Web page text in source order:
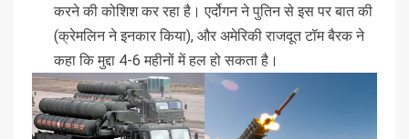
करने की कोशिश कर रहा है। एर्दोगन ने पुतिन से इस पर बात की
(क्रेमलिन ने इनकार किया), और अमेरिकी राजदूत टॉम बैरक ने
कहा कि मुद्दा 4-6 महीनों में हल हो सकता है।